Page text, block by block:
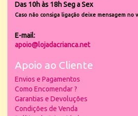
Das 10h às 18h Seg a Sex
Caso não consiga ligação deixe mensagem no
E-mail:
apoio@lojadacrianca.net
Apoio ao Cliente
Envios e Pagamentos
Como Encomendar ?
Garantias e Devoluções
Condições de Venda